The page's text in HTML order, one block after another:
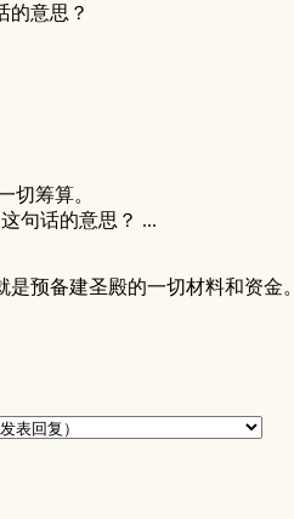
的意思？
切筹算。
句话的意思？ ...
预备建圣殿的一切材料和资金。